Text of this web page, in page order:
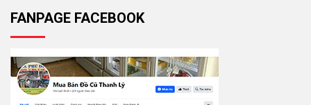
FANPAGE FACEBOOK